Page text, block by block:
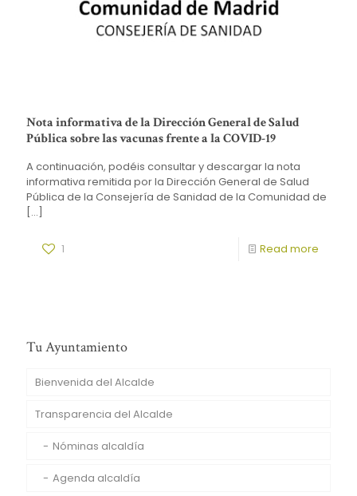
Nota informativa de la Dirección General de Salud
Pública sobre las vacunas frente a la COVID-19
A continuación, podéis consultar y descargar la nota
informativa remitida por la Dirección General de Salud
Pública de la Consejería de Sanidad de la Comunidad de
[…]
1 Read more
Tu Ayuntamiento
Bienvenida del Alcalde
Transparencia del Alcalde
Nóminas alcaldía
Agenda alcaldía